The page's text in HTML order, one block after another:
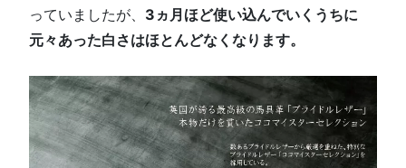
っていましたが、 3ヵ月ほど使い込んでいくうちに
元々あった白さはほとんどなくなります。